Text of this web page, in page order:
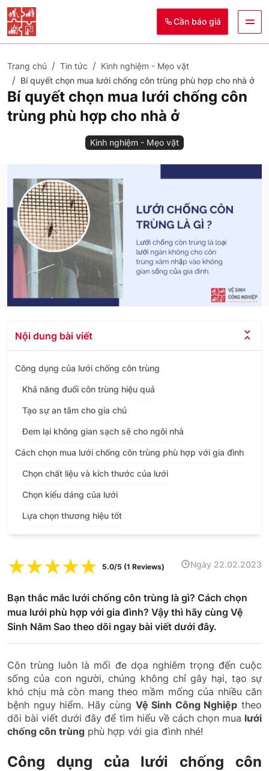
Cần báo giá
Trang chủ Tin tức
Kinh nghiệm - Mẹo vặt
Bí quyết chọn mua lưới chống côn trùng phù hợp cho nhà ở
Bí quyết chọn mua lưới chống côn
trùng phù hợp cho nhà ở
Kinh nghiệm - Mẹo vặt
☆
☆
☆
☆
☆ 5.0/5 (1 Reviews) Ngày 22.02.2023
Bạn thắc mắc lưới chống côn trùng là gì? Cách chọn
mua lưới phù hợp với gia đình? Vậy thì hãy cùng Vệ
Sinh Năm Sao theo dõi ngay bài viết dưới đây.
Côn trùng luôn là mối đe dọa nghiêm trọng đến cuộc
sống của con người, chúng không chỉ gây hại, tạo sự
khó chịu mà còn mang theo mầm mống của nhiều căn
bệnh nguy hiểm. Hãy cùng Vệ Sinh Công Nghiệp theo
dõi bài viết dưới đây để tìm hiểu về cách chọn mua lưới
chống côn trùng phù hợp với gia đình nhé!
Công dụng của lưới chống côn
Nội dung bài viết
Công dụng của lưới chống côn trùng
Khả năng đuổi côn trùng hiệu quả
Tạo sự an tâm cho gia chủ
Đem lại không gian sạch sẽ cho ngôi nhà
Cách chọn mua lưới chống côn trùng phù hợp với gia đình
Chọn chất liệu và kích thước của lưới
Chọn kiểu dáng của lưới
Lựa chọn thương hiệu tốt